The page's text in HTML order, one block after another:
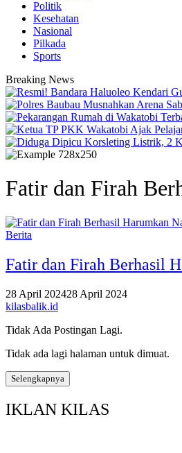
Politik
Kesehatan
Nasional
Pilkada
Sports
Breaking News
Fatir dan Firah
Berita
Fatir dan Firah Berhasil
28 April 202428 April 2024
kilasbalik.id
Tidak Ada Postingan Lagi.
Tidak ada lagi halaman untuk dimuat.
Selengkapnya
IKLAN KILAS